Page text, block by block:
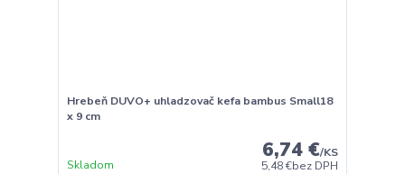
Hrebeň DUVO+ uhladzovač kefa bambus Small18
x 9 cm
6,74 €/KS
5,48 €bez DPH
Skladom